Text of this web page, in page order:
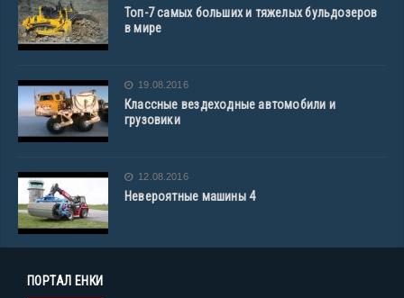
Топ-7 самых больших и тяжелых бульдозеров
в мире
19.08.2016
Классные вездеходные автомобили и
грузовики
12.08.2016
Невероятные машины 4
ПОРТАЛ ЕНКИ